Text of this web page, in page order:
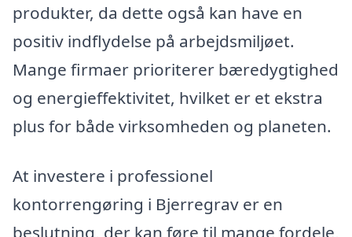
produkter, da dette også kan have en
positiv indflydelse på arbejdsmiljøet.
Mange firmaer prioriterer bæredygtighed
og energieffektivitet, hvilket er et ekstra
plus for både virksomheden og planeten.
At investere i professionel
kontorrengøring i Bjerregrav er en
beslutning, der kan føre til mange fordele,